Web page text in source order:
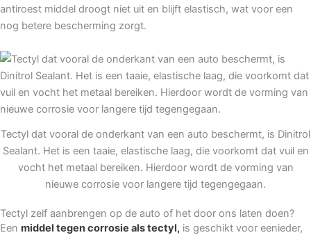
antiroest middel droogt niet uit en blijft elastisch, wat voor een
nog betere bescherming zorgt.
Tectyl dat vooral de onderkant van een auto beschermt, is Dinitrol
Sealant. Het is een taaie, elastische laag, die voorkomt dat vuil en
vocht het metaal bereiken. Hierdoor wordt de vorming van
nieuwe corrosie voor langere tijd tegengegaan.
Tectyl zelf aanbrengen op de auto of het door ons laten doen?
Een middel tegen corrosie als tectyl, is geschikt voor eenieder,